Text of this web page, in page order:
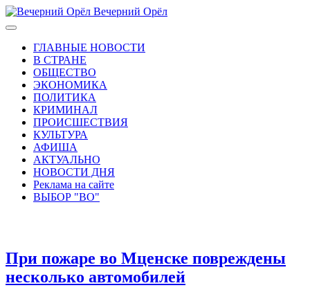
Вечерний Орёл
ГЛАВНЫЕ НОВОСТИ
В СТРАНЕ
ОБЩЕСТВО
ЭКОНОМИКА
ПОЛИТИКА
КРИМИНАЛ
ПРОИСШЕСТВИЯ
КУЛЬТУРА
АФИША
АКТУАЛЬНО
НОВОСТИ ДНЯ
Реклама на сайте
ВЫБОР "ВО"
При пожаре во Мценске повреждены
несколько автомобилей